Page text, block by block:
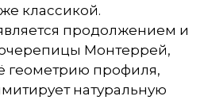
классикой.
продолжением и
Монтеррей,
геометрию профиля,
натуральную